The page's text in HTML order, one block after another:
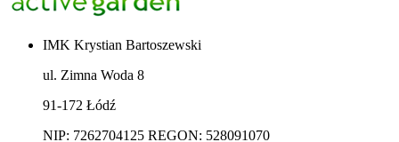
IMK Krystian Bartoszewski
ul. Zimna Woda 8
91-172 Łódź
NIP: 7262704125 REGON: 528091070